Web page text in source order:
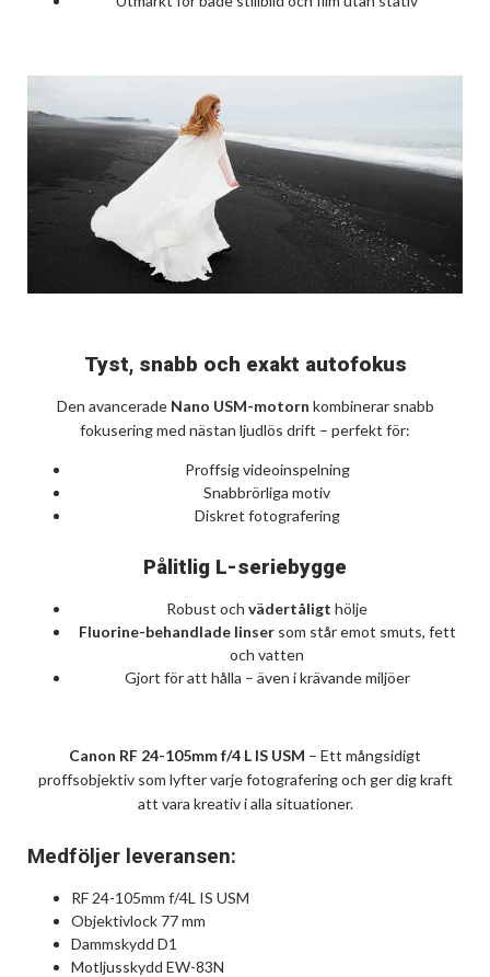
Tyst, snabb och exakt autofokus
Den avancerade Nano USM-motorn kombinerar snabb
fokusering med nästan ljudlös drift – perfekt för:
Proffsig videoinspelning
Snabbrörliga motiv
Diskret fotografering
Pålitlig L-seriebygge
Robust och vädertåligt hölje
Fluorine-behandlade linsersom står emot smuts, fett
och vatten
Gjort för att hålla – även i krävande miljöer
Canon RF 24-105mm f/4 L IS USM – Ett mångsidigt
proffsobjektiv som lyfter varje fotografering och ger dig kraft
att vara kreativ i alla situationer.
Medföljer leveransen:
RF 24-105mm f/4L IS USM
Objektivlock 77 mm
Dammskydd D1
Motljusskydd EW-83N